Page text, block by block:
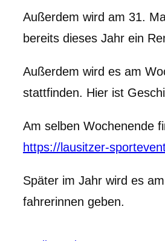
Außerdem wird am 31.
bereits dieses Jahr ein
Außerdem wird es am
stattfinden. Hier ist
Am selben Wochenende
https://lausitzer-
Später im Jahr wird es
fahrerinnen geben.